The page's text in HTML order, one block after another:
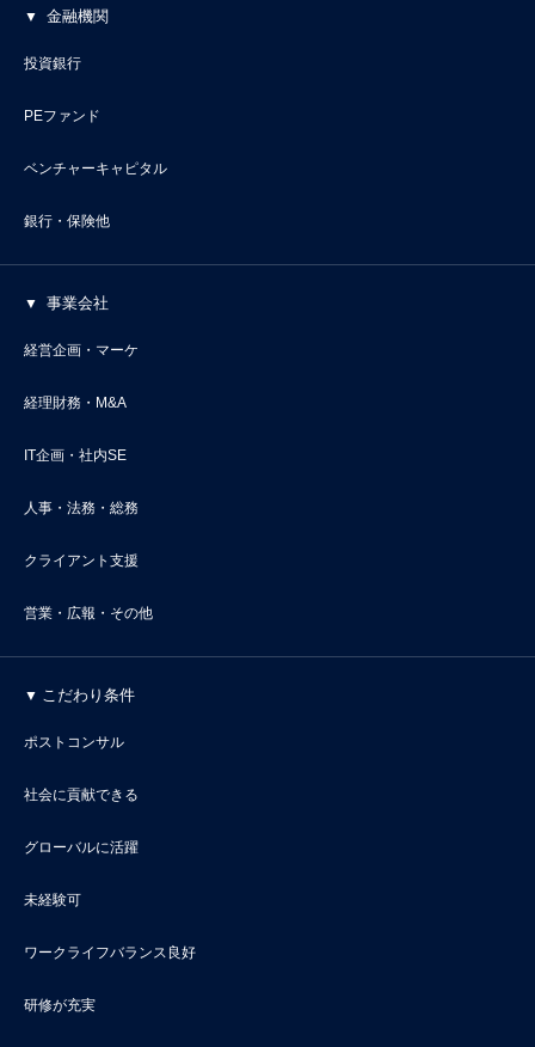
金融機関
投資銀行
PEファンド
ベンチャーキャピタル
銀行・保険他
事業会社
経営企画・マーケ
経理財務・M&A
IT企画・社内SE
人事・法務・総務
クライアント支援
営業・広報・その他
こだわり条件
ポストコンサル
社会に貢献できる
グローバルに活躍
未経験可
ワークライフバランス良好
研修が充実